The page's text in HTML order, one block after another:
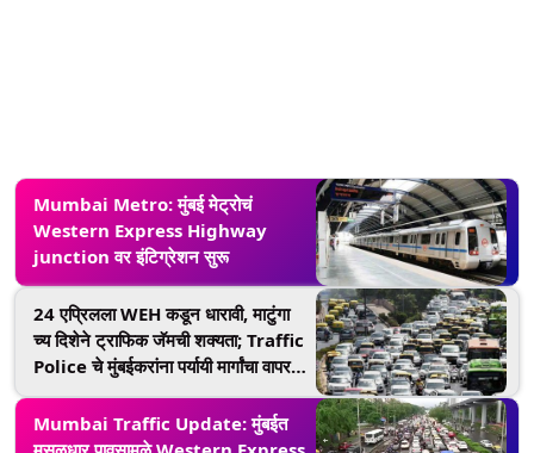
Mumbai Metro: मुंबई मेट्रोचं
Western Express Highway
junction वर इंटिग्रेशन सुरू
24 एप्रिलला WEH कडून धारावी, माटुंगा
च्य दिशेने ट्राफिक जॅमची शक्यता; Traffic
Police चे मुंबईकरांना पर्यायी मार्गांचा वापर
करण्याचं आवाहन
Mumbai Traffic Update: मुंबईत